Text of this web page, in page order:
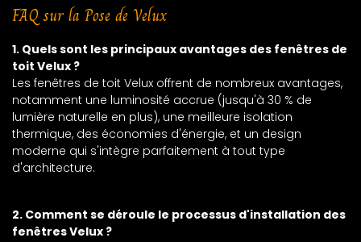
FAQ sur la Pose de Velux
1. Quels sont les principaux avantages des fenêtres de
toit Velux ?
Les fenêtres de toit Velux offrent de nombreux avantages,
notamment une luminosité accrue (jusqu'à 30 % de
lumière naturelle en plus), une meilleure isolation
thermique, des économies d'énergie, et un design
moderne qui s'intègre parfaitement à tout type
d'architecture.
2. Comment se déroule le processus d'installation des
fenêtres Velux ?